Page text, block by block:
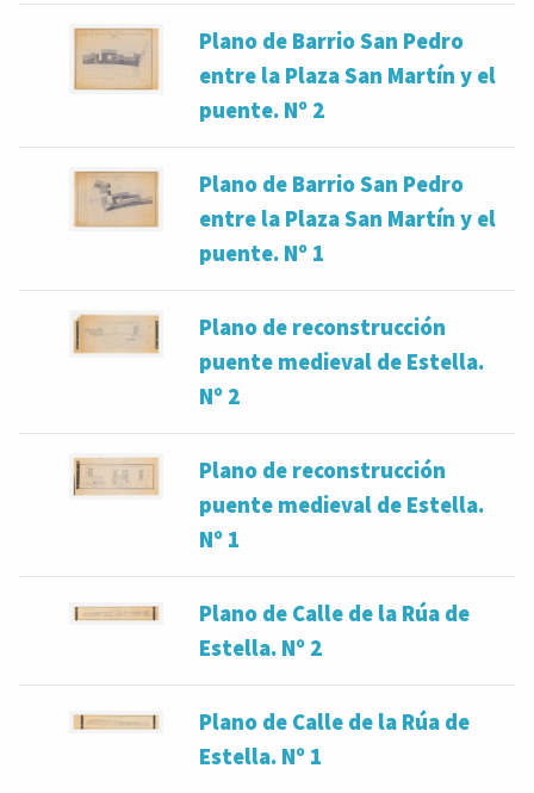
Plano de Barrio San Pedro
entre la Plaza San Martín y el
puente. Nº 2
Plano de Barrio San Pedro
entre la Plaza San Martín y el
puente. Nº 1
Plano de reconstrucción
puente medieval de Estella.
Nº 2
Plano de reconstrucción
puente medieval de Estella.
Nº 1
Plano de Calle de la Rúa de
Estella. Nº 2
Plano de Calle de la Rúa de
Estella. Nº 1